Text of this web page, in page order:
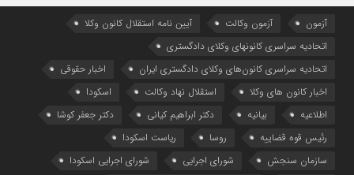
آزمون آزمون وکالت
آیین ‌نامه استقلال کانون وکلا
اتحادیه سراسری کانونهای وکلای دادگستری
اتحادیه سراسری کانون‌های وکلای دادگستری ایران
اخبار حقوقی
اخبار کانون های وکلا
استقلال نهاد وکالت
اسکودا
اطلاعیه
بیانیه دکتر ابراهیم کیانی
دکتر جعفر کوشا
رئیس قوه قضاییه
روسا
ریاست اسکودا
سازمان سنجش
شورای اجرایی
شورای اجرایی اسکودا